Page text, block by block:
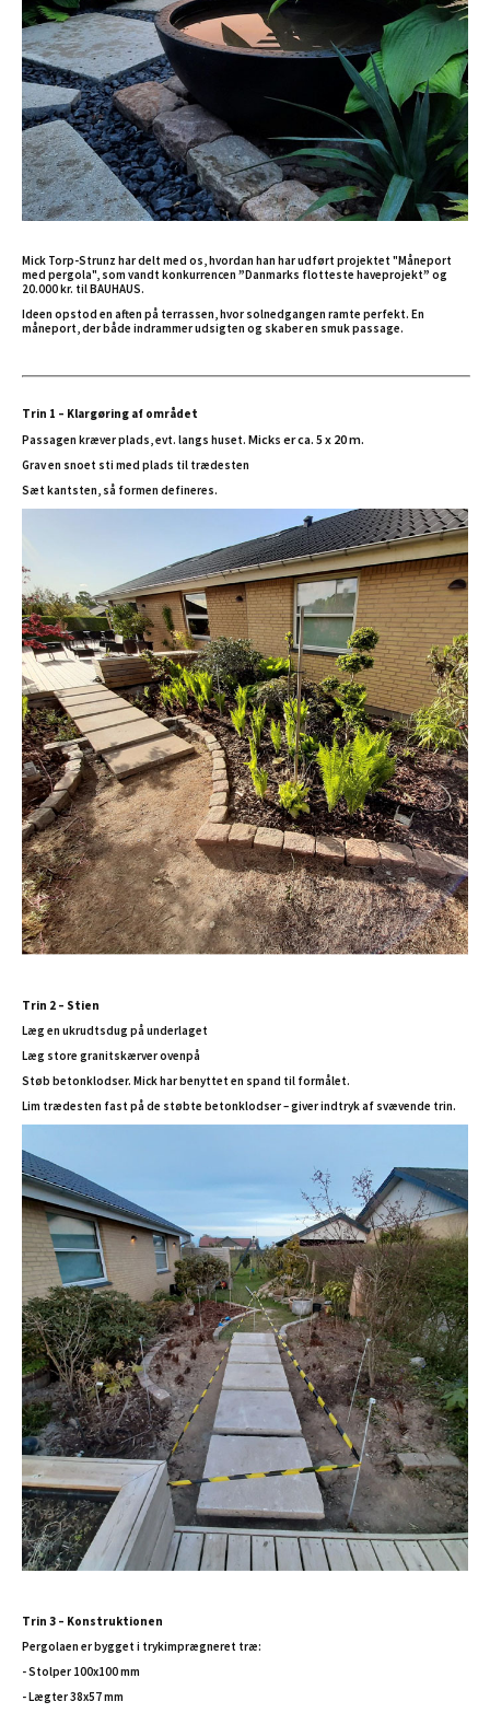
Mick Torp-Strunz har delt med os, hvordan han har udført projektet "Måneport
med pergola", som vandt konkurrencen ”Danmarks flotteste haveprojekt” og
20.000 kr. til BAUHAUS.
Ideen opstod en aften på terrassen, hvor solnedgangen ramte perfekt. En
måneport, der både indrammer udsigten og skaber en smuk passage.
Trin 1 – Klargøring af området
Passagen kræver plads, evt. langs huset. Micks er ca. 5 x 20 m.
Grav en snoet sti med plads til trædesten
Sæt kantsten, så formen defineres.
Trin 2 – Stien
Læg en ukrudtsdug på underlaget
Læg store granitskærver ovenpå
Støb betonklodser. Mick har benyttet en spand til formålet.
Lim trædesten fast på de støbte betonklodser – giver indtryk af svævende trin.
Trin 3 – Konstruktionen
Pergolaen er bygget i trykimprægneret træ:
- Stolper 100x100 mm
- Lægter 38x57 mm